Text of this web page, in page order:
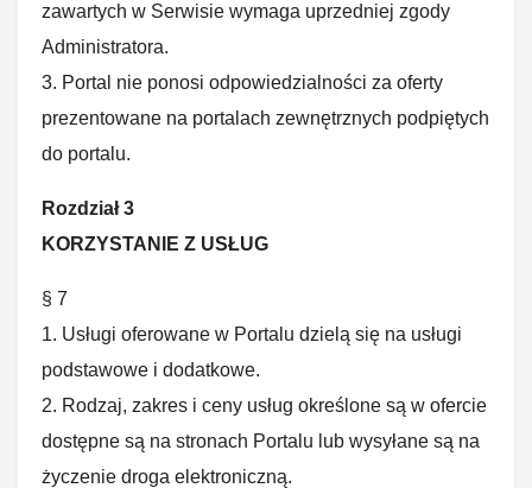
zawartych w Serwisie wymaga uprzedniej zgody
Administratora.
3. Portal nie ponosi odpowiedzialności za oferty
prezentowane na portalach zewnętrznych podpiętych
do portalu.
Rozdział 3
KORZYSTANIE Z USŁUG
§ 7
1. Usługi oferowane w Portalu dzielą się na usługi
podstawowe i dodatkowe.
2. Rodzaj, zakres i ceny usług określone są w ofercie
dostępne są na stronach Portalu lub wysyłane są na
życzenie droga elektroniczną.